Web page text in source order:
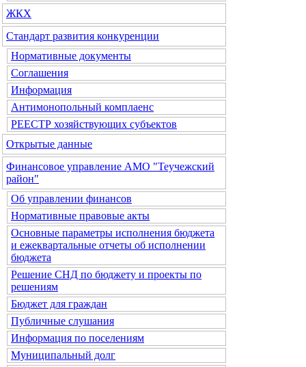
ЖКХ
Стандарт развития конкуренции
Нормативные документы
Соглашения
Информация
Антимонопольный комплаенс
РЕЕСТР хозяйствующих субъектов
Открытые данные
Финансовое управление АМО "Теучежский
район"
Об управлении финансов
Нормативные правовые акты
Основные параметры исполнения бюджета
и ежеквартальные отчеты об исполнении
бюджета
Решение СНД по бюджету и проекты по
решениям
Бюджет для граждан
Публичные слушания
Информация по поселениям
Муниципальный долг